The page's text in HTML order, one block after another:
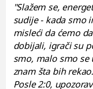
"Slažem se,
sudije - kada smo
misleći da ćemo
dobijali, igrači su
smo, malo smo se
znam šta bih
Posle 2:0,